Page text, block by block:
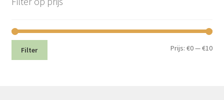
Min.
Filter Prijs:€0—€10